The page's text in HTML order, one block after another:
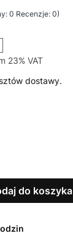
0 Recenzje: 0)
23% VAT
23% VAT
dostawy.
do koszyka